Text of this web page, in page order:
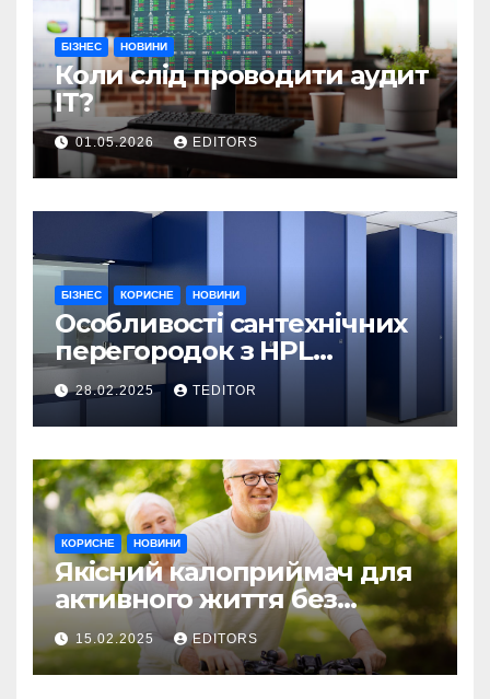
БІЗНЕС НОВИНИ
Коли слід проводити аудит
ІТ?
01.05.2026 EDITORS
БІЗНЕС КОРИСНЕ НОВИНИ
Особливості сантехнічних
перегородок з HPL
пластику та полікарбонату
28.02.2025 TEDITOR
КОРИСНЕ НОВИНИ
Якісний калоприймач для
активного життя без
обмежень
15.02.2025 EDITORS